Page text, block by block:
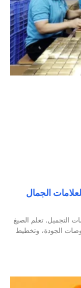
الجمال
التجميل. تعلم الصيغ
الجودة، وتخطيط